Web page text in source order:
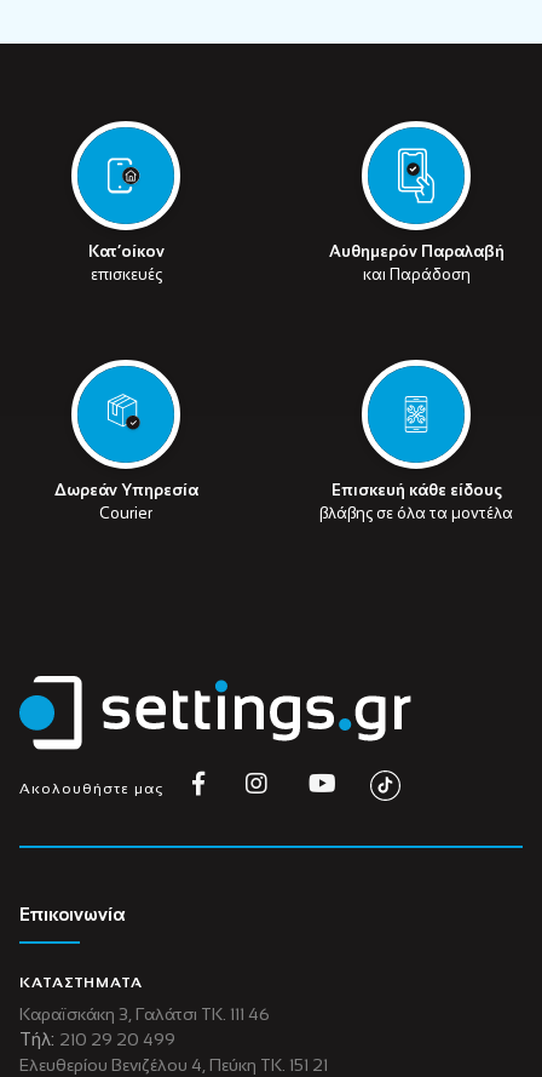
Κατ’οίκον
επισκευές
Αυθημερόν Παραλαβή
και Παράδοση
Δωρεάν Υπηρεσία
Courier
Επισκευή κάθε είδους
βλάβης σε όλα τα μοντέλα
Ακολουθήστε μας
Επικοινωνία
ΚΑΤΑΣΤΗΜΑΤΑ
Καραϊσκάκη 3, Γαλάτσι ΤΚ. 111 46
Τήλ: 210 29 20 499
Ελευθερίου Βενιζέλου 4, Πεύκη ΤΚ. 151 21